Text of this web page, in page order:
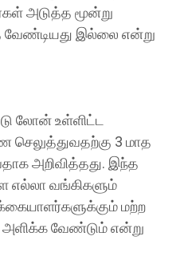
அடுத்த மூன்று
வேண்டியது இல்லை என்று
லோன் உள்ளிட்ட
3 மாத
அறிவித்தது. இந்த
எல்லா வங்கிகளும்
மற்ற
அளிக்க வேண்டும் என்று